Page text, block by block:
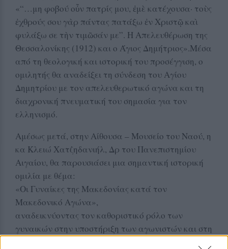
«“…μη φοβού οὖν πατρίς μου, ἐμὲ κατέχουσα· τοὺς
ἐχθρούς σου γὰρ πάντας πατάξω ἐν Χριστῷ καὶ
φυλάξω σε τὴν τιμῶσάν με”. Η Απελευθέρωση της
Θεσσαλονίκης (1912) και ο Άγιος Δημήτριος».Μέσα
από τη θεολογική και ιστορική του προσέγγιση, ο
ομιλητής θα αναδείξει τη σύνδεση του Αγίου
Δημητρίου με τον απελευθερωτικό αγώνα και τη
διαχρονική πνευματική του σημασία για τον
ελληνισμό.
Αμέσως μετά, στην Αίθουσα – Μουσείο του Ναού, η
κα Κλειώ Χατζηδανιήλ, Δρ του Πανεπιστημίου
Αιγαίου, θα παρουσιάσει μια σημαντική ιστορική
ομιλία με θέμα:
«Οι Γυναίκες της Μακεδονίας κατά τον
Μακεδονικό Αγώνα»,
αναδεικνύοντας τον καθοριστικό ρόλο των
γυναικών στην υποστήριξη των αγωνιστών και στη